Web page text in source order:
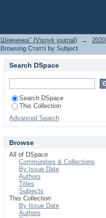
Шевченка" (Visnyk journal) → 2020
Browsing Статті by Subject
Search DSpace
Search DSpace
This Collection
Advanced Search
Browse
All of DSpace
Communities & Collections
By Issue Date
Authors
Titles
Subjects
This Collection
By Issue Date
Authors